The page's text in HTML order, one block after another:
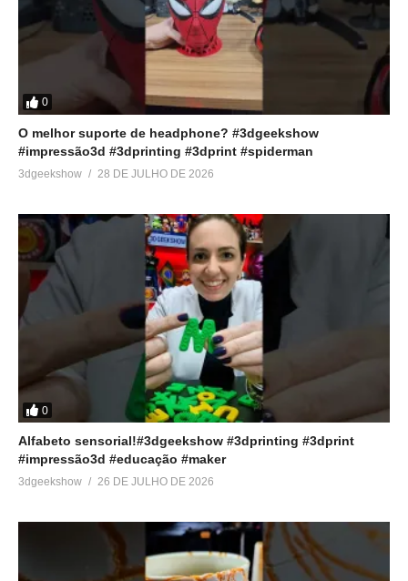
0
O melhor suporte de headphone? #3dgeekshow
#impressão3d #3dprinting #3dprint #spiderman
3dgeekshow 28 DE JULHO DE 2026
0
Alfabeto sensorial!#3dgeekshow #3dprinting #3dprint
#impressão3d #educação #maker
3dgeekshow 26 DE JULHO DE 2026